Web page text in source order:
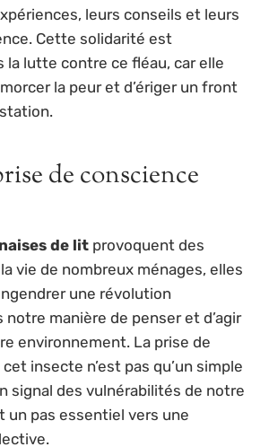
leurs conseils et leurs
Cette solidarité est
la lutte contre ce fléau, car elle
la peur et d’ériger un front
de conscience
de lit provoquent des
vie de nombreux ménages, elles
une révolution
notre manière de penser et d’agir
environnement. La prise de
insecte n’est pas qu’un simple
signal des vulnérabilités de notre
un pas essentiel vers une